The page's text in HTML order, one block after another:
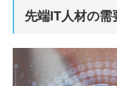
先端IT人材の